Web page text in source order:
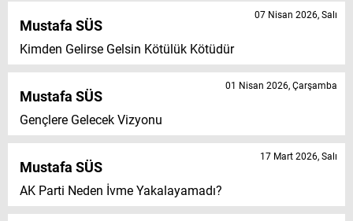
Mustafa SÜS
Kimden Gelirse Gelsin Kötülük Kötüdür
07 Nisan 2026, Salı
Mustafa SÜS
Gençlere Gelecek Vizyonu
01 Nisan 2026, Çarşamba
Mustafa SÜS
AK Parti Neden İvme Yakalayamadı?
17 Mart 2026, Salı